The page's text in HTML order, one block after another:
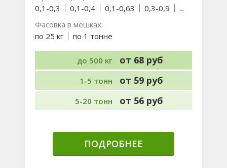
0,1-0,3
0,1-0,4 0,1-0,63 0,3-0,9
...
Фасовка в мешках:
по 25 кг
по 1 тонне
до 500 кг от 68 руб
1-5 тонн от 59 руб
5-20 тонн от 56 руб
ПОДРОБНЕЕ